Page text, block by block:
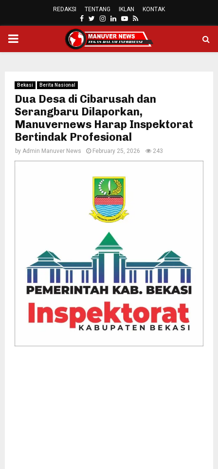
REDAKSI TENTANG IKLAN KONTAK
FACEBOOK
TWITTER
INSTAGRAM
LINKEDINYOUTUBE
RSS
PRIMARY
Bekasi Berita Nasional
Dua Desa di Cibarusah dan
Serangbaru Dilaporkan,
Manuvernews Harap Inspektorat
Bertindak Profesional
by Admin Manuver News February 25, 2026 243